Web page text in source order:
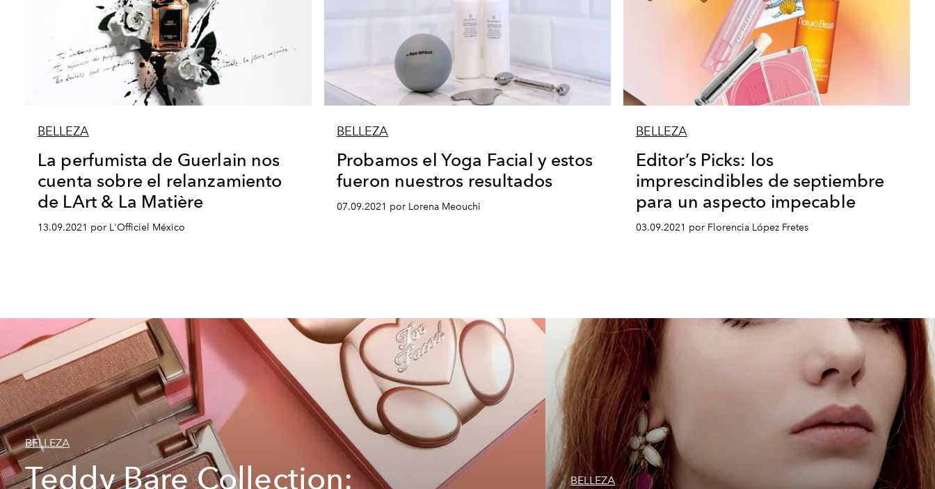
BELLEZA
La perfumista de Guerlain nos
cuenta sobre el relanzamiento
de LArt & La Matière
13.09.2021 por L'Officiel México
BELLEZA
Probamos el Yoga Facial y estos
fueron nuestros resultados
07.09.2021 por Lorena Meouchi
BELLEZA
Editor’s Picks: los
imprescindibles de septiembre
para un aspecto impecable
03.09.2021 por Florencia López Fretes
BELLEZA
Teddy Bare Collection: BELLEZA